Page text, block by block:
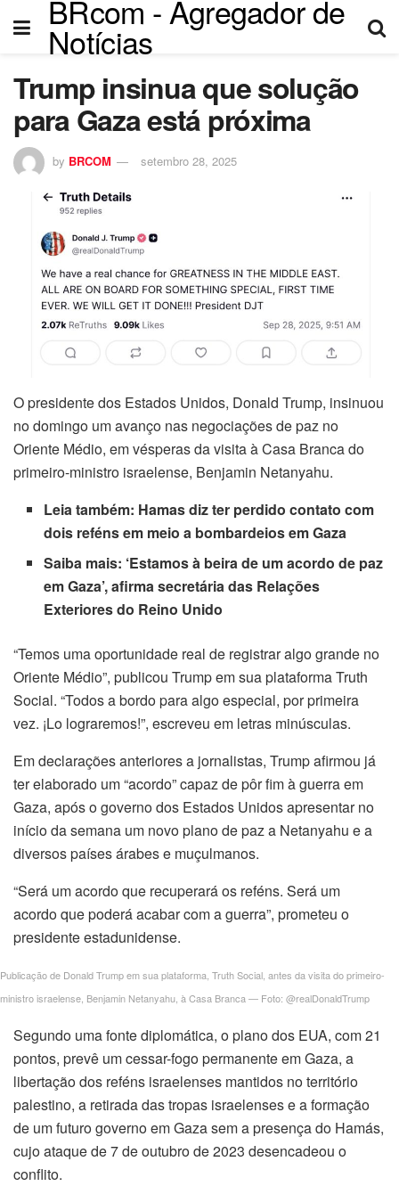
BRcom - Agregador de
Notícias
Trump insinua que solução
para Gaza está próxima
by BRCOM setembro 28, 2025
O presidente dos Estados Unidos, Donald Trump, insinuou
no domingo um avanço nas negociações de paz no
Oriente Médio, em vésperas da visita à Casa Branca do
primeiro-ministro israelense, Benjamin Netanyahu.
Leia também: Hamas diz ter perdido contato com
dois reféns em meio a bombardeios em Gaza
Saiba mais: ‘Estamos à beira de um acordo de paz
em Gaza’, afirma secretária das Relações
Exteriores do Reino Unido
“Temos uma oportunidade real de registrar algo grande no
Oriente Médio”, publicou Trump em sua plataforma Truth
Social. “Todos a bordo para algo especial, por primeira
vez. ¡Lo lograremos!”, escreveu em letras minúsculas.
Em declarações anteriores a jornalistas, Trump afirmou já
ter elaborado um “acordo” capaz de pôr fim à guerra em
Gaza, após o governo dos Estados Unidos apresentar no
início da semana um novo plano de paz a Netanyahu e a
diversos países árabes e muçulmanos.
“Será um acordo que recuperará os reféns. Será um
acordo que poderá acabar com a guerra”, prometeu o
presidente estadunidense.
Publicação de Donald Trump em sua plataforma, Truth Social, antes da visita do primeiro-
ministro israelense, Benjamin Netanyahu, à Casa Branca — Foto: @realDonaldTrump
Segundo uma fonte diplomática, o plano dos EUA, com 21
pontos, prevê um cessar-fogo permanente em Gaza, a
libertação dos reféns israelenses mantidos no território
palestino, a retirada das tropas israelenses e a formação
de um futuro governo em Gaza sem a presença do Hamás,
cujo ataque de 7 de outubro de 2023 desencadeou o
conflito.